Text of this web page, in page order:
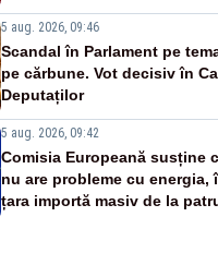
5 aug. 2026, 09:46
Scandal în Parlament pe
pe cărbune. Vot decisiv în
Deputaților
5 aug. 2026, 09:42
Comisia Europeană susține
nu are probleme cu energia,
țara importă masiv de la